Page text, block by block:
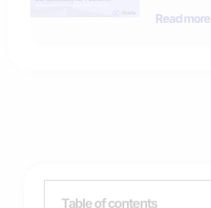
Read more
Table of contents